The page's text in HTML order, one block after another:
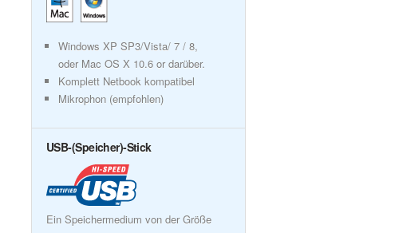
Windows XP SP3/Vista/ 7 / 8,
oder Mac OS X 10.6 or darüber.
Komplett Netbook kompatibel
Mikrophon (empfohlen)
USB-(Speicher)-Stick
Ein Speichermedium von der Größe